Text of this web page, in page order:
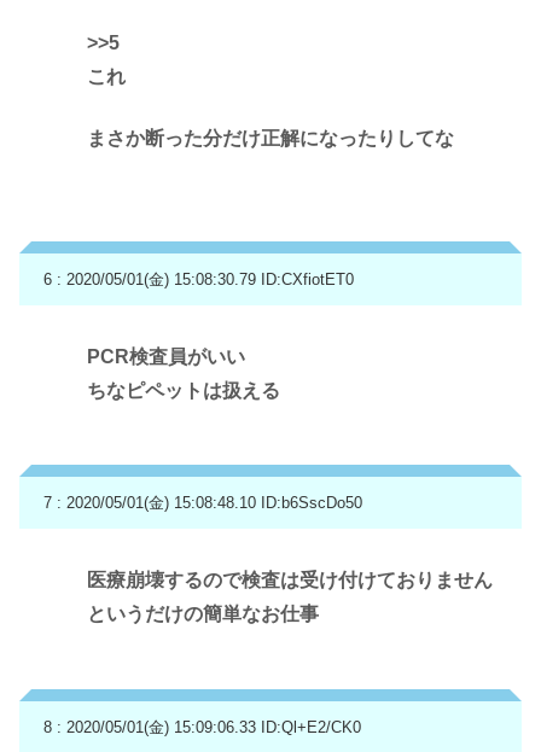
>>5
これ
まさか断った分だけ正解になったりしてな
6 : 2020/05/01(金) 15:08:30.79 ID:CXfiotET0
PCR検査員がいい
ちなピペットは扱える
7 : 2020/05/01(金) 15:08:48.10 ID:b6SscDo50
医療崩壊するので検査は受け付けておりません
というだけの簡単なお仕事
8 : 2020/05/01(金) 15:09:06.33 ID:Ql+E2/CK0